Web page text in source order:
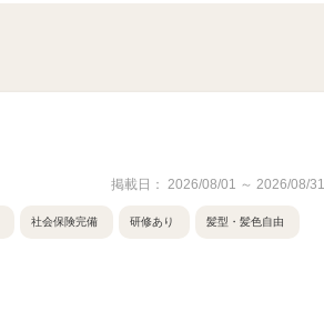
掲載日： 2026/08/01 ～ 2026/08/31
社会保険完備 研修あり 髪型・髪色自由